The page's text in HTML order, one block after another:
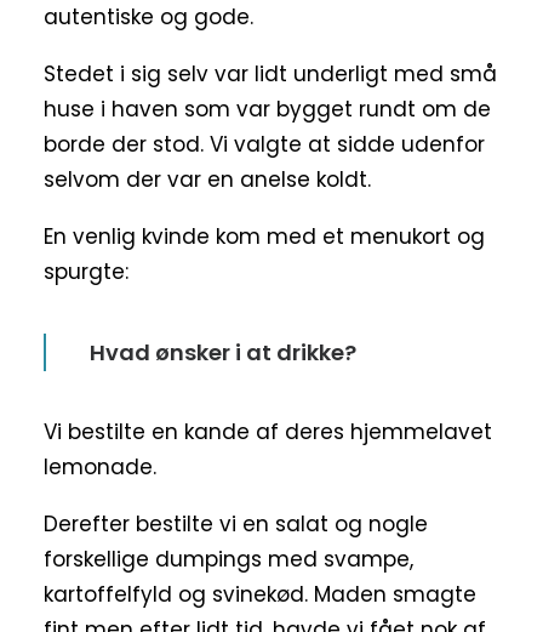
autentiske og gode.
Stedet i sig selv var lidt underligt med små
huse i haven som var bygget rundt om de
borde der stod. Vi valgte at sidde udenfor
selvom der var en anelse koldt.
En venlig kvinde kom med et menukort og
spurgte:
Hvad ønsker i at drikke?
Vi bestilte en kande af deres hjemmelavet
lemonade.
Derefter bestilte vi en salat og nogle
forskellige dumpings med svampe,
kartoffelfyld og svinekød. Maden smagte